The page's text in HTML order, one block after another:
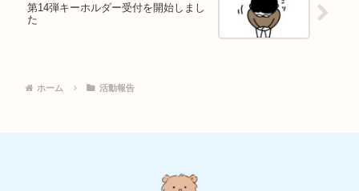
第14弾キーホルダー受付を開始しまし
た
ホーム 活動報告